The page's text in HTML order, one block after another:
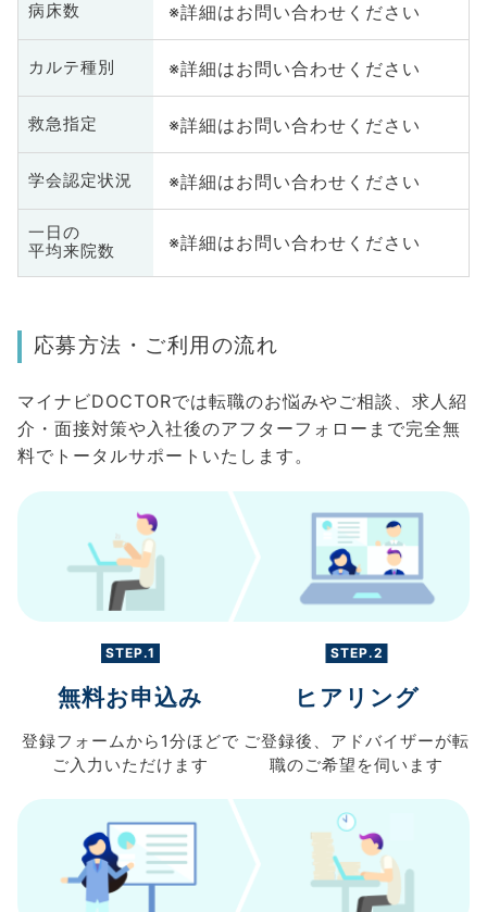
病床数 ※詳細はお問い合わせください
カルテ種別 ※詳細はお問い合わせください
救急指定 ※詳細はお問い合わせください
学会認定状況 ※詳細はお問い合わせください
一日の
平均来院数
※詳細はお問い合わせください
応募方法・ご利用の流れ
マイナビDOCTORでは転職のお悩みやご相談、求人紹
介・面接対策や入社後のアフターフォローまで完全無
料でトータルサポートいたします。
STEP.1
無料お申込み
登録フォームから 1分ほどで
ご入力 いただけます
STEP.2
ヒアリング
ご登録後、 アドバイザーが転
職のご希望を伺います